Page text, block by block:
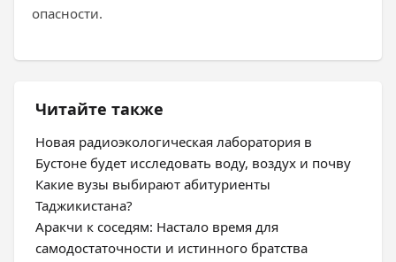
опасности.
Читайте также
Новая радиоэкологическая лаборатория в
Бустоне будет исследовать воду, воздух и почву
Какие вузы выбирают абитуриенты
Таджикистана?
Аракчи к соседям: Настало время для
самодостаточности и истинного братства